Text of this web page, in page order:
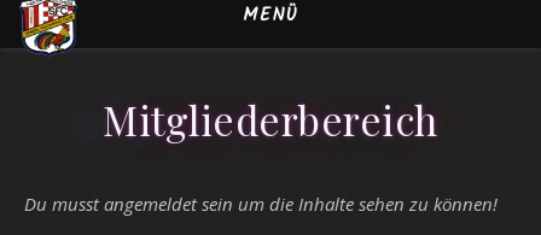
MENÜ
Mitgliederbereich
Du musst angemeldet sein um die Inhalte sehen zu können!